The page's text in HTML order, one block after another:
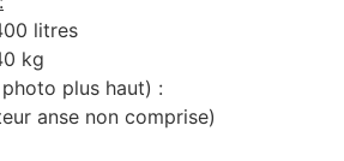
litres
kg
plus haut) :
anse non comprise)